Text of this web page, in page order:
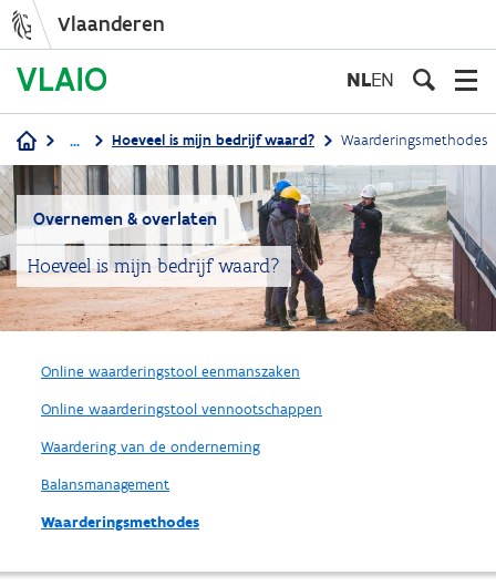
inhoud
gaan
Vlaanderen
NLEN
Kruimelpad
... Hoeveel is mijn bedrijf waard? Waarderingsmethodes
Overnemen & overlaten
Hoeveel is mijn bedrijf waard?
Online waarderingstool eenmanszaken
Online waarderingstool vennootschappen
Waardering van de onderneming
Balansmanagement
Waarderingsmethodes